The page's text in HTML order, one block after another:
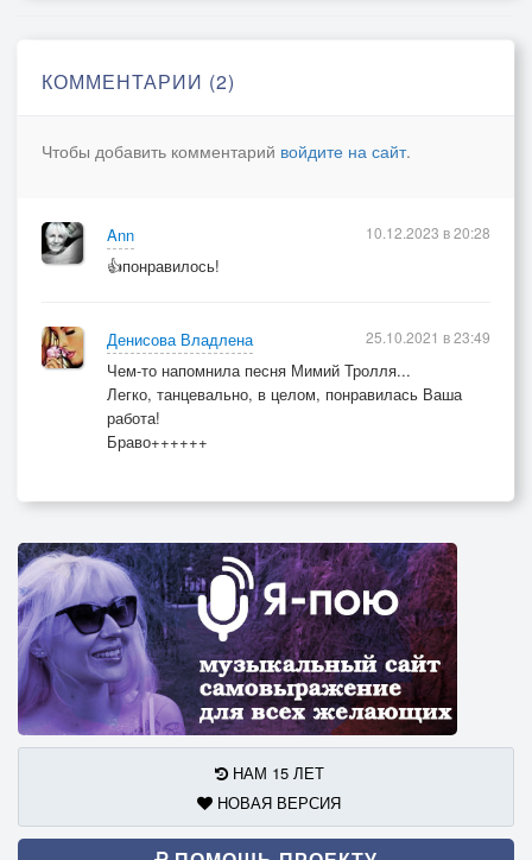
КОММЕНТАРИИ (2)
Чтобы добавить комментарий войдите на сайт.
Ann
👍понравилось!
10.12.2023 в 20:28
Денисова Владлена
Чем-то напомнила песня Мимий Тролля...
Легко, танцевально, в целом, понравилась Ваша
работа!
Браво++++++
25.10.2021 в 23:49
НАМ 15 ЛЕТ
НОВАЯ ВЕРСИЯ